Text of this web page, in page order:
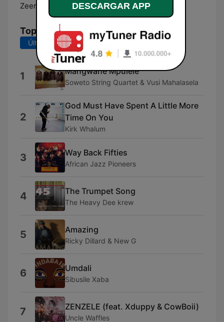
Zeerust:
89.5 FM
Top Canciones
Últimos 7 días Últimos 30 días
1 Mangwane Mpulele
Soweto String Quartet & Vusi Mahalasela
2
God Must Have Spent A Little More
Time On You
Kirk Whalum
3 Way Back Fifties
African Jazz Pioneers
4 The Trumpet Song
The Heavy Dee krew
5 Amazing
Ricky Dillard & New G
6 Umdali
Sibusile Xaba
7 ZENZELE (feat. Xduppy & CowBoii)
Uncle Waffles
DESCARGAR APP